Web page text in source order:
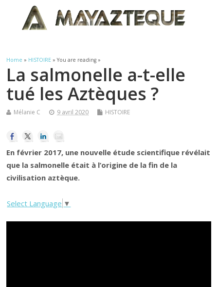
Home » HISTOIRE » You are reading »
La salmonelle a-t-elle
tué les Aztèques ?
Mélanie C 9 avril 2020 HISTOIRE
En février 2017, une nouvelle étude scientifique révélait
que la salmonelle était à l’origine de la fin de la
civilisation aztèque.
Select Language ▼